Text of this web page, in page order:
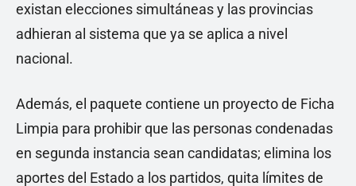
existan elecciones simultáneas y las provincias
adhieran al sistema que ya se aplica a nivel
nacional.
Además, el paquete contiene un proyecto de Ficha
Limpia para prohibir que las personas condenadas
en segunda instancia sean candidatas; elimina los
aportes del Estado a los partidos, quita límites de